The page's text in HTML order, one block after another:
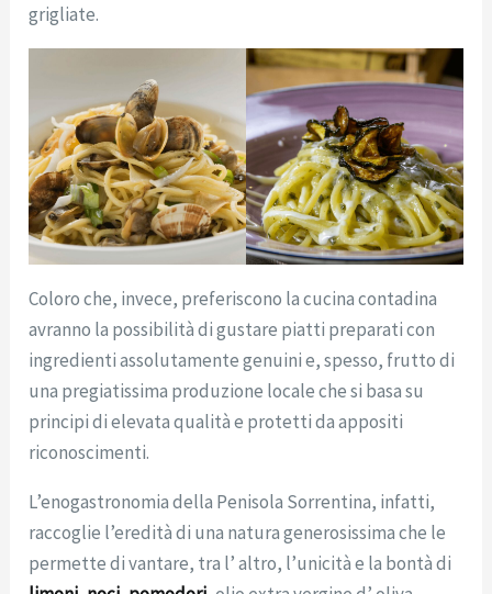
grigliate.
Coloro che, invece, preferiscono la cucina contadina
avranno la possibilità di gustare piatti preparati con
ingredienti assolutamente genuini e, spesso, frutto di
una pregiatissima produzione locale che si basa su
principi di elevata qualità e protetti da appositi
riconoscimenti.
L’enogastronomia della Penisola Sorrentina, infatti,
raccoglie l’eredità di una natura generosissima che le
permette di vantare, tra l’ altro, l’unicità e la bontà di